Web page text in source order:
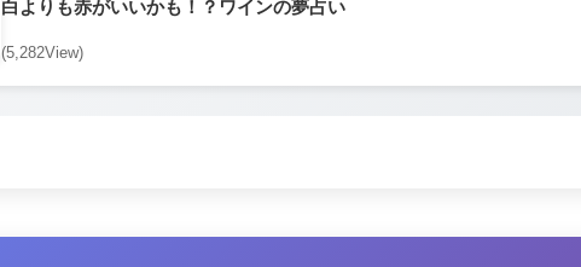
白よりも赤がいいかも！？ワインの夢占い
(5,282View)